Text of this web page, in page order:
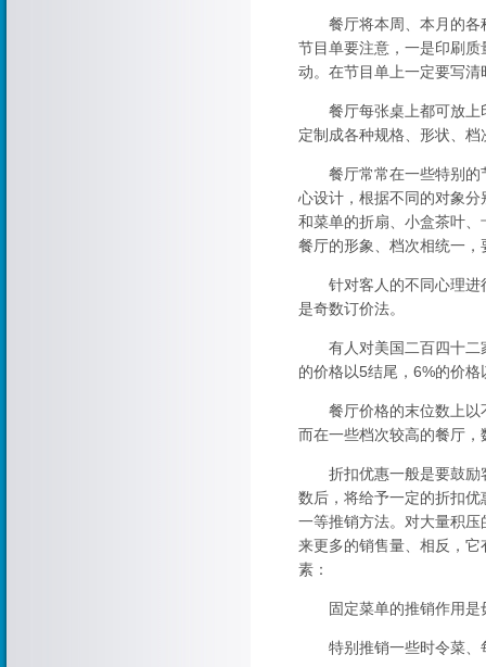
餐厅将本周、本月的各种
节目单要注意，一是印刷
动。在节目单上一定要写
餐厅每张桌上都可放上印
定制成各种规格、形状、
餐厅常常在一些特别的节
心设计，根据不同的对象
和菜单的折扇、小盒茶叶
餐厅的形象、档次相统一
针对客人的不同心理进行
是奇数订价法。
有人对美国二百四十二家
的价格以5结尾，6%的价格
餐厅价格的末位数上以
而在一些档次较高的餐厅
折扣优惠一般是要鼓励客
数后，将给予一定的折扣优
一等推销方法。对大量积
来更多的销售量、相反，
素：
固定菜单的推销作用是
特别推销一些时令菜、